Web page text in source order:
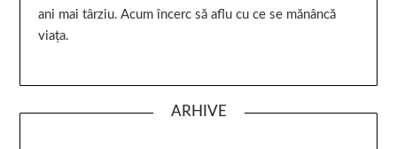
ani mai târziu. Acum încerc să aflu cu ce se mănâncă
viața.
ARHIVE